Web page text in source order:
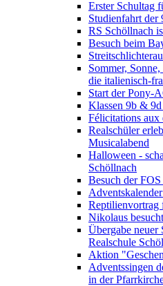
Erster Schultag
Studienfahrt der
RS Schöllnach
Besuch beim
Sommer,
die italienisch-
Start der Pony-
Klassen 9b &
Félicitations aux
Realschüler
Musicalabend
Halloween -
Schöllnach
Besuch der
Reptilienvortrag
Nikolaus
Übergabe neuer
Realschule
Aktion
Adventssingen
in der